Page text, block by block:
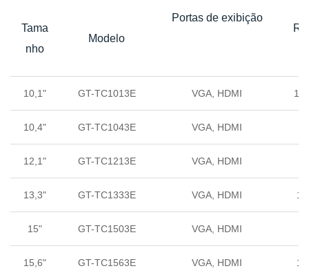
Tama
nho
Modelo
Portas de exibição
10,1" GT-TC1013E VGA, HDMI
10,4" GT-TC1043E VGA, HDMI
12,1" GT-TC1213E VGA, HDMI
13,3" GT-TC1333E VGA, HDMI
15" GT-TC1503E VGA, HDMI
15,6" GT-TC1563E VGA, HDMI